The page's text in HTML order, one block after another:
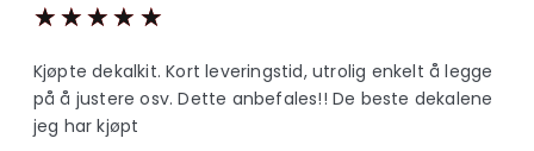
★ ★ ★ ★ ★
Kjøpte dekalkit. Kort leveringstid, utrolig enkelt å legge
på å justere osv. Dette anbefales!! De beste dekalene
jeg har kjøpt